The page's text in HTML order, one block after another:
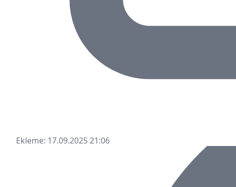
Ekleme: 17.09.2025 21:06